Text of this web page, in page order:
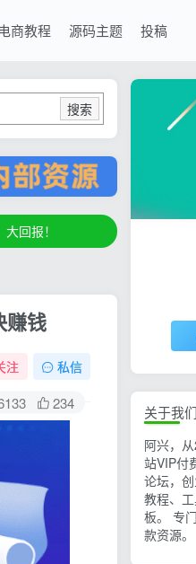
电商教程 源码主题 投稿
搜索
大回报！
大回报！
回报！
赚钱
注 私信
234 关于我们
阿兴，
站VIP付
论坛，
教程、
板。 专
款资源。